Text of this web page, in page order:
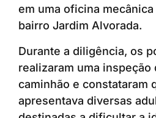
em uma oficina
bairro Jardim Alvorada.
Durante a diligência, os
realizaram uma inspeção
caminhão e constataram
apresentava diversas